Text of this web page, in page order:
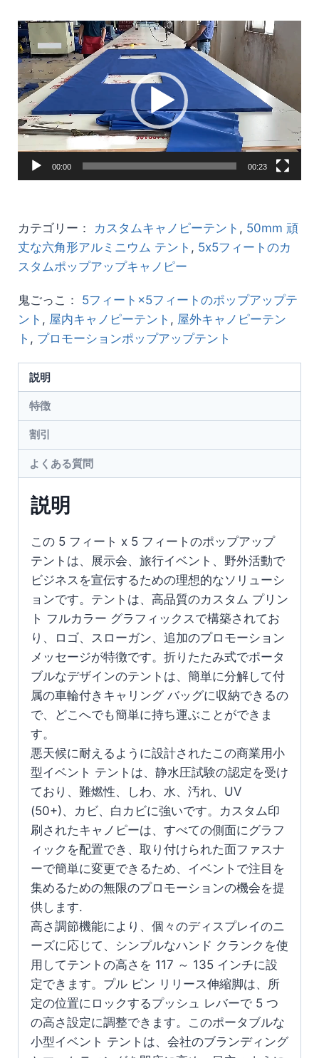
動
画
プ
レ
ー
ヤ
00:00 00:23
カテゴリー： カスタムキャノピーテント , 50mm 頑
丈な六角形アルミニウム テント , 5x5フィートのカ
スタムポップアップキャノピー
鬼ごっこ：
5フィート×5フィートのポップアップテ
ント , 屋内キャノピーテント , 屋外キャノピーテン
ト , プロモーションポップアップテント
説明
特徴
割引
よくある質問
説明
この 5 フィート x 5 フィートのポップアップ
テントは、展示会、旅行イベント、野外活動で
ビジネスを宣伝するための理想的なソリューシ
ョンです。テントは、高品質のカスタム プリン
ト フルカラー グラフィックスで構築されてお
り、ロゴ、スローガン、追加のプロモーション
メッセージが特徴です。折りたたみ式でポータ
ブルなデザインのテントは、簡単に分解して付
属の車輪付きキャリング バッグに収納できるの
で、どこへでも簡単に持ち運ぶことができま
す。
悪天候に耐えるように設計されたこの商業用小
型イベント テントは、静水圧試験の認定を受け
ており、難燃性、しわ、水、汚れ、UV
(50+)、カビ、白カビに強いです。カスタム印
刷されたキャノピーは、すべての側面にグラフ
ィックを配置でき、取り付けられた面ファスナ
ーで簡単に変更できるため、イベントで注目を
集めるための無限のプロモーションの機会を提
供します.
高さ調節機能により、個々のディスプレイのニ
ーズに応じて、シンプルなハンド クランクを使
用してテントの高さを 117 ～ 135 インチに設
定できます。プル ピン リリース伸縮脚は、所
定の位置にロックするプッシュ レバーで 5 つ
の高さ設定に調整できます。このポータブルな
小型イベント テントは、会社のブランディング